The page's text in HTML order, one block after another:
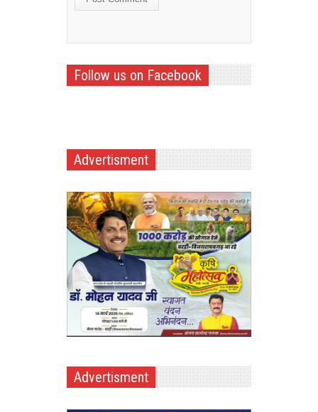
Follow us on Facebook
Advertisment
Advertisment